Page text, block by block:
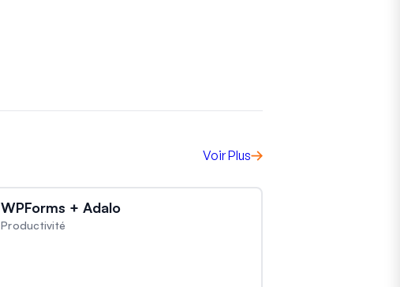
Voir Plus
WPForms + Adalo
Productivité